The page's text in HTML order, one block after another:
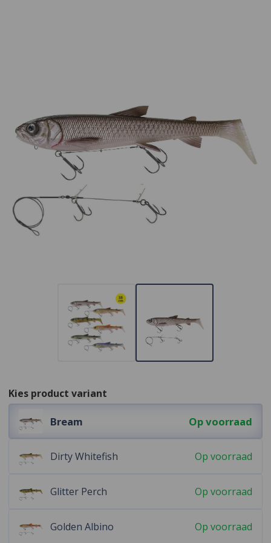
Kies product variant
Bream Op voorraad
Dirty Whitefish Op voorraad
Glitter Perch Op voorraad
Golden Albino Op voorraad